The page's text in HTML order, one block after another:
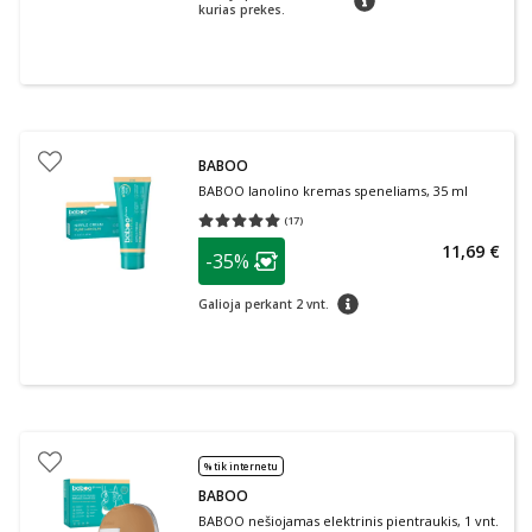
kurias prekes.
BABOO
BABOO lanolino kremas speneliams, 35 ml
(17)
Vidutinis įvertinimas 5.00
patarimas
Lojalumo klubo narių nuolaida
-35%
Galioja perkant 2 vnt. patarimas
11,69 €
% tik internetu
BABOO
BABOO nešiojamas elektrinis pientraukis, 1 vnt.